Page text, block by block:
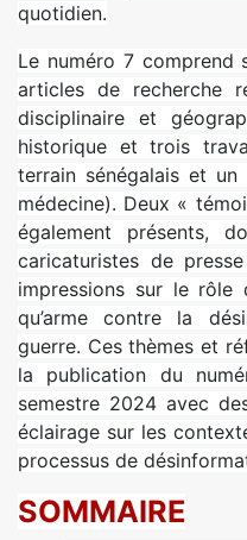
quotidien.
Le numéro 7 comprend
articles de recherche
disciplinaire et
historique et trois
terrain sénégalais et
médecine). Deux «
également présents,
caricaturistes de
impressions sur le
qu’arme contre la
guerre. Ces thèmes et
la publication du
semestre 2024 avec
éclairage sur les
processus de
SOMMAIRE